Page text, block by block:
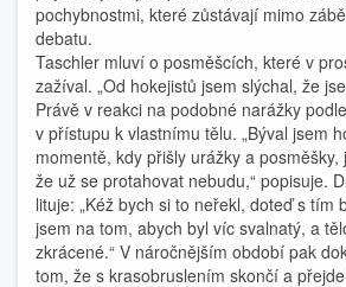
pochybnostmi, které zůstávají mimo
debatu.
Taschler mluví o posměšcích, které v
zažíval. „Od hokejistů jsem slýchal, že
Právě v reakci na podobné narážky
v přístupu k vlastnímu tělu. „Býval jsem
momentě, kdy přišly urážky a posměšky,
že už se protahovat nebudu,“ popisuje.
lituje: „Kéž bych si to neřekl, doteď s tím
jsem na tom, abych byl víc svalnatý, a
zkrácené.“ V náročnějším období pak
tom, že s krasobruslením skončí a